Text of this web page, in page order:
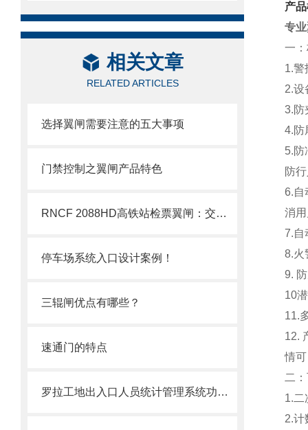
相关文章
RELATED ARTICLES
选择翼闸需要注意的五大事项
门禁控制之翼闸产品特色
RNCF 2088HD高铁站检票翼闸：交通枢纽大客流智能通行管控设备
停车场系统入口设计案例！
三辊闸优点有哪些？
速通门的特点
罗拉工地出入口人员统计管理系统功能介绍
产
专
一
1.警
2.设
3.防
4.防
5.防
防
6.自
消
7.自
8.火
9.
10
11.
12.
情
二
1.二
2.计